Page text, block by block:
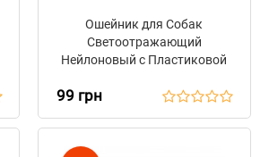
Ошейник для Собак
Светоотражающий
Нейлоновый с Пластиковой
Ментоловый
99 грн